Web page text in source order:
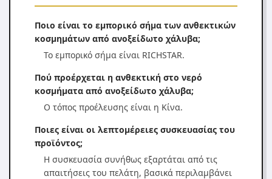
Ποιο είναι το εμπορικό σήμα των ανθεκτικών
κοσμημάτων από ανοξείδωτο χάλυβα;
Το εμπορικό σήμα είναι RICHSTAR.
Πού προέρχεται η ανθεκτική στο νερό
κοσμήματα από ανοξείδωτο χάλυβα;
Ο τόπος προέλευσης είναι η Κίνα.
Ποιες είναι οι λεπτομέρειες συσκευασίας του
προϊόντος;
Η συσκευασία συνήθως εξαρτάται από τις
απαιτήσεις του πελάτη, βασικά περιλαμβάνει